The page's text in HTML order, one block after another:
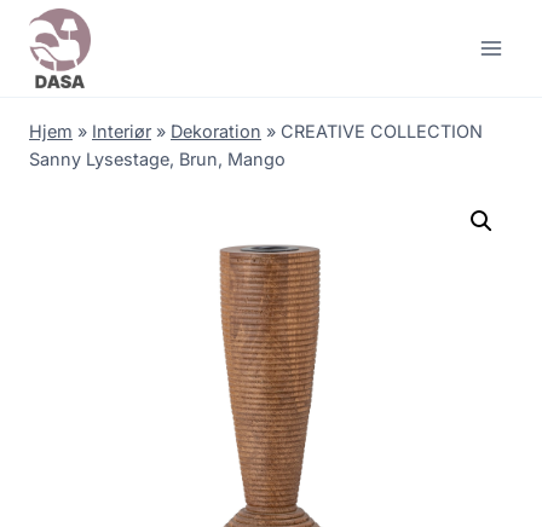
Skip
content
Hjem » Interiør » Dekoration » CREATIVE COLLECTION
Sanny Lysestage, Brun, Mango